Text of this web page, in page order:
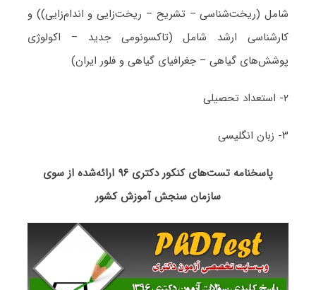
شامل (ریخت‌شناسی – تشریح – ریخت‌زایی و اندام‌زایی)) و
کارشناسی ارشد شامل (تاکسونومی جدید – اکولوژی
پوشش‌های گیاهی – جغرافیای گیاهی و فلور ایران)
۲- استعداد تحصیلی
۳- زبان انگلیسی
پاسخنامه تست‌های کنکور دکتری ۹۶ ارائه‌شده از سوی
سازمان سنجش آموزش کشور